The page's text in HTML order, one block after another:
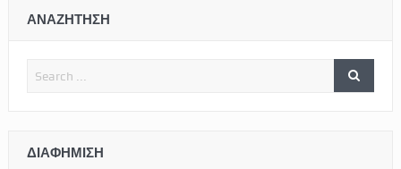
ΑΝΑΖΗΤΗΣΗ
ΔΙΑΦΉΜΙΣΗ